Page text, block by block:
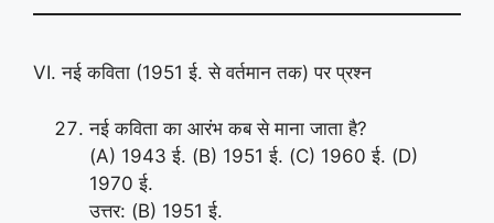
VI. नई कविता (1951 ई. से वर्तमान तक) पर प्रश्न
नई कविता का आरंभ कब से माना जाता है?
(A) 1943 ई. (B) 1951 ई. (C) 1960 ई. (D)
1970 ई.
उत्तर: (B) 1951 ई.